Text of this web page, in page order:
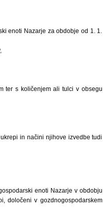
enoti Nazarje za obdobje od 1. 1.
ter s količenjem ali tulci v obsegu
in načini njihove izvedbe tudi
enoti Nazarje v obdobju
določeni v gozdnogospodarskem